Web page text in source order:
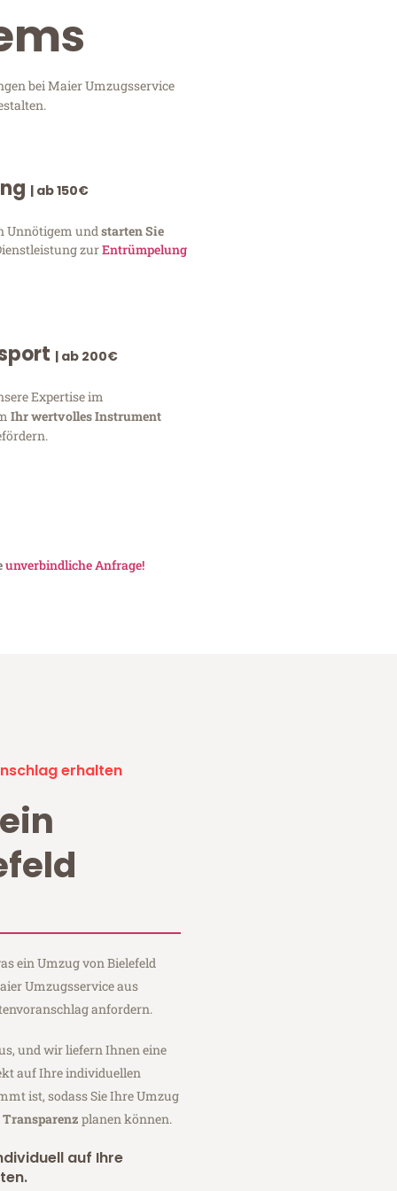
bei Maier Umzugsservice
| ab 150€
Unnötigem und starten Sie
zurEntrümpelung
| ab 200€
Expertise im
Ihr wertvolles Instrument
unverbindliche Anfrage!
erhalten
ein Umzug von Bielefeld
Umzugsservice aus
anfordern.
und wir liefern Ihnen eine
auf Ihre individuellen
ist, sodass Sie Ihre Umzug
planen können.
auf Ihre